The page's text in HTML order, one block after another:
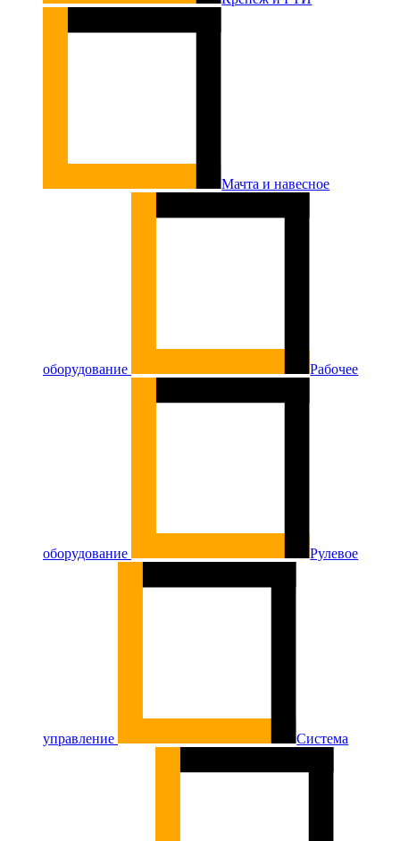
Мачта и навесное
оборудование Рабочее
оборудование Рулевое
управление Система